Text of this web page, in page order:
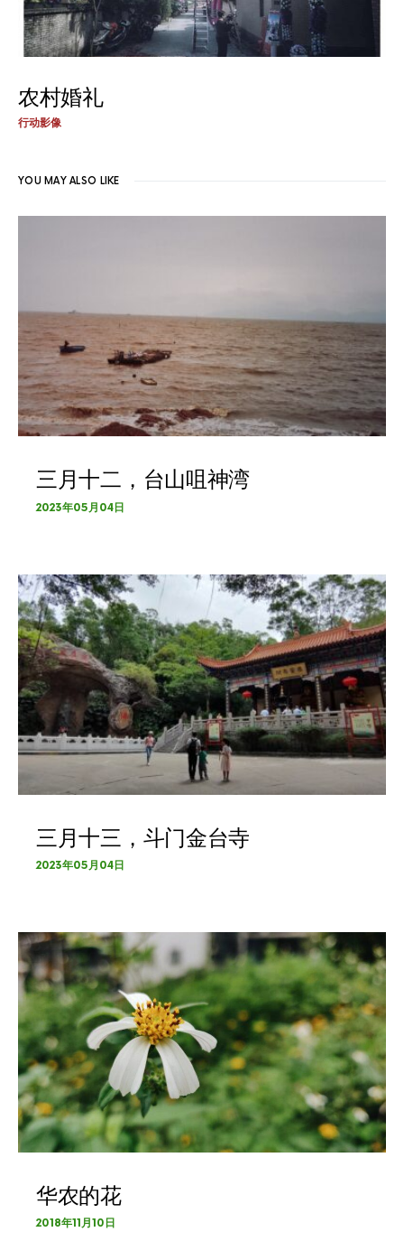
农村婚礼
行动影像
YOU MAY ALSO LIKE
三月十二，台山咀神湾
2023年05月04日
三月十三，斗门金台寺
2023年05月04日
华农的花
2018年11月10日